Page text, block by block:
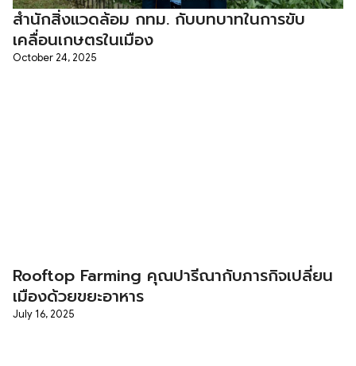
สำนักสิ่งแวดล้อม กทม. กับบทบาทในการขับ
เคลื่อนเกษตรในเมือง
October 24, 2025
Rooftop Farming คุณปารีณากับภารกิจเปลี่ยน
เมืองด้วยขยะอาหาร
July 16, 2025